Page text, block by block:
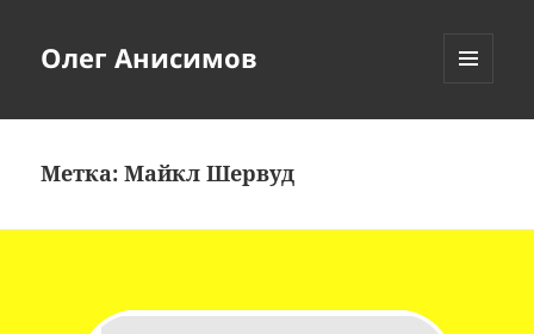
Олег Анисимов
Метка:Майкл Шервуд